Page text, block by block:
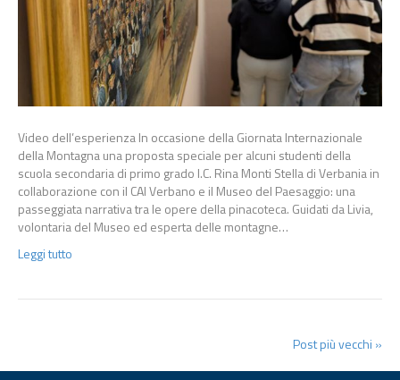
Video dell’esperienza In occasione della Giornata Internazionale
della Montagna una proposta speciale per alcuni studenti della
scuola secondaria di primo grado I.C. Rina Monti Stella di Verbania in
collaborazione con il CAI Verbano e il Museo del Paesaggio: una
passeggiata narrativa tra le opere della pinacoteca. Guidati da Livia,
volontaria del Museo ed esperta delle montagne…
Leggi tutto
Post più vecchi »